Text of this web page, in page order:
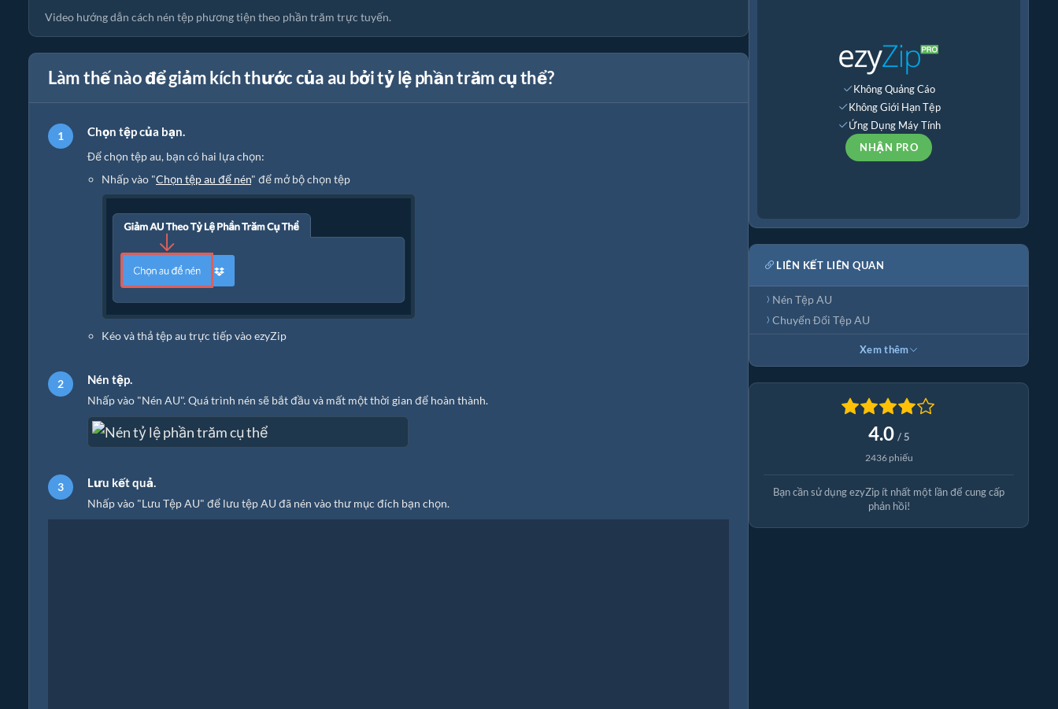
Video hướng dẫn cách nén tệp phương tiện theo phần trăm trực tuyến.
Làm thế nào để giảm kích thước của au bởi tỷ lệ phần trăm cụ thể?
Chọn tệp của bạn.
Để chọn tệp au, bạn có hai lựa chọn:
Nhấp vào "Chọn tệp au để nén" để mở bộ chọn tệp
Kéo và thả tệp au trực tiếp vào ezyZip
Nén tệp.
Nhấp vào "Nén AU". Quá trình nén sẽ bắt đầu và mất một thời gian để hoàn thành.
Lưu kết quả.
Nhấp vào "Lưu Tệp AU" để lưu tệp AU đã nén vào thư mục đích bạn chọn.
Không Quảng Cáo
Không Giới Hạn Tệp
Ứng Dụng Máy Tính
NHẬN PRO
LIÊN KẾT LIÊN QUAN
Nén Tệp AU
Chuyển Đổi Tệp AU
Xem thêm
4.0 / 5
2436 phiếu
Bạn cần sử dụng ezyZip ít nhất một lần để cung cấp
phản hồi!